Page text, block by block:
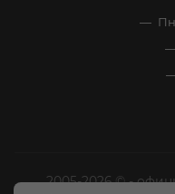
2005-2026 © -